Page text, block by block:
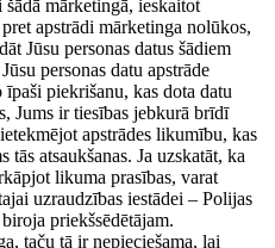
šādā mārketingā, ieskaitot
apstrādi mārketinga nolūkos,
Jūsu personas datus šādiem
personas datu apstrāde
piekrišanu, kas dota datu
Jums ir tiesības jebkurā brīdī
apstrādes likumību, kas
atsaukšanas. Ja uzskatāt, ka
likuma prasības, varat
uzraudzības iestādei – Polijas
priekšsēdētājam.
taču tā ir nepieciešama, lai